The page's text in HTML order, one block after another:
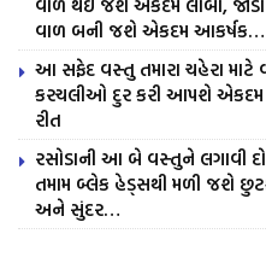
વાળ થઈ જશે એકદમ લાંબા,
વાળ બની જશે એકદમ આકર્ષક…
આ સફેદ વસ્તુ તમારા ચહેરા
કરચલીઓ દુર કરી આપશે એકદમ
રીત
રસોડાની આ બે વસ્તુને લગાવી
તમામ બ્લેક હેડ્સથી મળી જશે
અને સુંદર…